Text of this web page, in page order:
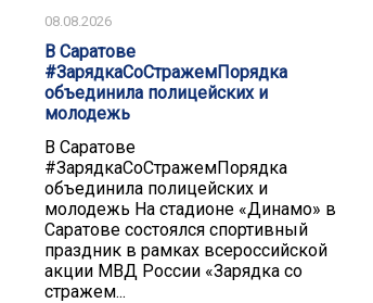
08.08.2026
В Саратове
#ЗарядкаСоСтражемПорядка
объединила полицейских и
молодежь
В Саратове
#ЗарядкаСоСтражемПорядка
объединила полицейских и
молодежь На стадионе «Динамо» в
Саратове состоялся спортивный
праздник в рамках всероссийской
акции МВД России «Зарядка со
стражем...